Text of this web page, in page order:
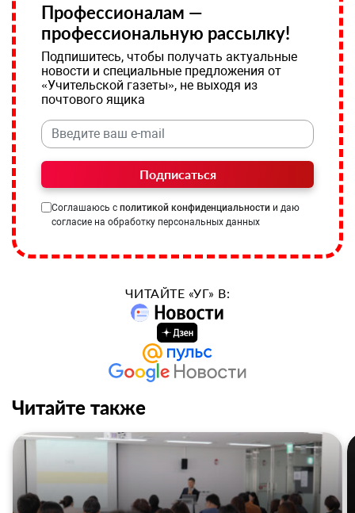
Профессионалам —
профессиональную рассылку!
Подпишитесь, чтобы получать актуальные
новости и специальные предложения от
«Учительской газеты», не выходя из
почтового ящика
Подписаться
Соглашаюсь с политикой конфиденциальности и даю
согласие на обработку персональных данных
ЧИТАЙТЕ «УГ» В:
Читайте также